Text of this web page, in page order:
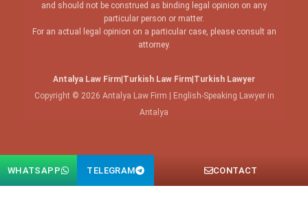
and should not be construed as binding legal opinion on any
particular person or matter.
For an actual legal opinion on a particular case, please consult an
attorney.
Antalya Law Firm Turkish Law Firm Turkish Lawyer
Copyright © 2026 Antalya Law Firm | English-Speaking Lawyer in
Antalya
WHATSAPP TELEGRAM CONTACT